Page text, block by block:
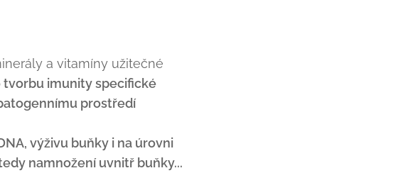
a vitamíny užitečné
tvorbu imunity specifické
prostředí
výživu buňky i na úrovni
namnožení uvnitř buňky...